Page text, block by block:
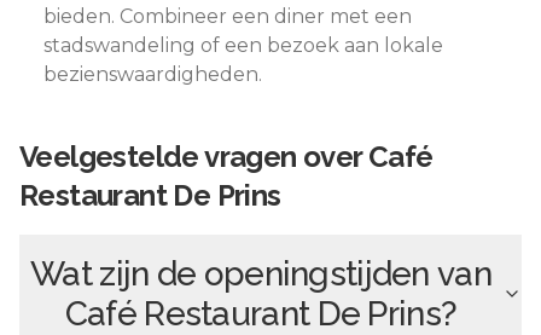
bieden. Combineer een diner met een
stadswandeling of een bezoek aan lokale
bezienswaardigheden.
Veelgestelde vragen overCafé
Restaurant De Prins
Wat zijn de openingstijden van
Café Restaurant De Prins?